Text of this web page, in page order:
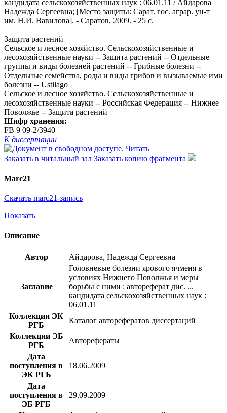
кандидата сельскохозяйственных наук : 06.01.11 / Айдарова
Надежда Сергеевна; [Место защиты: Сарат. гос. аграр. ун-т
им. Н.И. Вавилова]. - Саратов, 2009. - 25 с.
Защита растений
Сельское и лесное хозяйство. Сельскохозяйственные и
лесохозяйственные науки -- Защита растений -- Отдельные
группы и виды болезней растений -- Грибные болезни --
Отдельные семейства, роды и виды грибов и вызываемые ими
болезни -- Ustilago
Сельское и лесное хозяйство. Сельскохозяйственные и
лесохозяйственные науки -- Российская Федерация -- Нижнее
Поволжье -- Защита растений
Шифр хранения:
FB 9 09-2/3940
К диссертации
Читать
Заказать в читальный зал Заказать копию фрагмента
Marc21
Скачать marc21-запись
Показать
Описание
Автор Айдарова, Надежда Сергеевна
Заглавие
Головневые болезни ярового ячменя в
условиях Нижнего Поволжья и меры
борьбы с ними : автореферат дис. ...
кандидата сельскохозяйственных наук :
06.01.11
Коллекции ЭК
РГБ
Каталог авторефератов диссертаций
Коллекции ЭБ
РГБ
Авторефераты
Дата
поступления в
ЭК РГБ
18.06.2009
Дата
поступления в
ЭБ РГБ
29.09.2009